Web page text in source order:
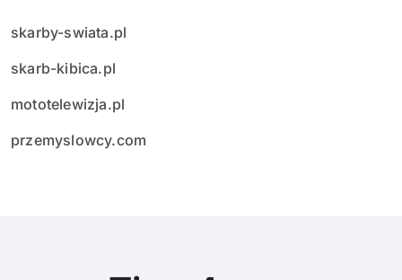
skarby-swiata.pl
skarb-kibica.pl
mototelewizja.pl
przemyslowcy.com